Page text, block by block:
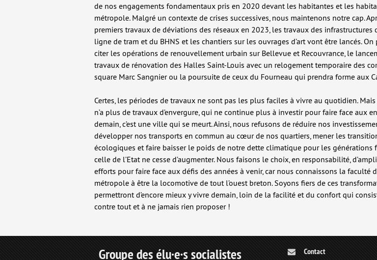
de nos engagements fondamentaux pris en 2020 devant les habitantes et les
métropole. Malgré un contexte de crises successives, nous maintenons notre cap.
premiers travaux de déviations des réseaux en 2023, les travaux des infrastructures
ligne de tram et du BHNS et les chantiers sur les ouvrages d’art vont être lancés. On
citer les opérations de renouvellement urbain sur Bellevue et Recouvrance, le
travaux de rénovation des Halles Saint-Louis avec un relogement temporaire des
square Marc Sangnier ou la poursuite de ceux du Fourneau qui prendra forme aux
Certes, les périodes de travaux ne sont pas les plus faciles à vivre au quotidien.
n’a plus de travaux d’envergure, qui ne continue plus à investir pour faire face aux
demain, c’est une ville qui se meurt. Ainsi, nous refusons de réduire nos
développer nos transports en commun au cœur de nos quartiers, mener les
écologiques et faire baisser le poids de notre dette climatique pour les générations
celle de l’Etat ne cesse d’augmenter. Nous faisons le choix, en responsabilité,
efforts pour faire face aux défis des années à venir, car nous connaissons la faculté
métropole à être la locomotive de tout l’ouest breton. Soyons fiers de ces
permettront d’encore mieux y vivre demain, loin de la facilité et du confort qui
contre tout et à ne jamais rien proposer !
Groupe des élu·e·s socialistes Contact